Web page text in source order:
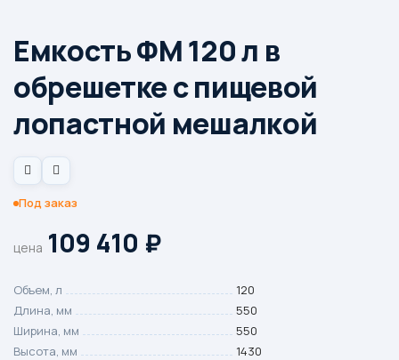
Емкость ФМ 120 л в
обрешетке с пищевой
лопастной мешалкой
Под заказ
цена 109 410 ₽
Объем, л
120
Длина, мм
550
Ширина, мм
550
Высота, мм
1430